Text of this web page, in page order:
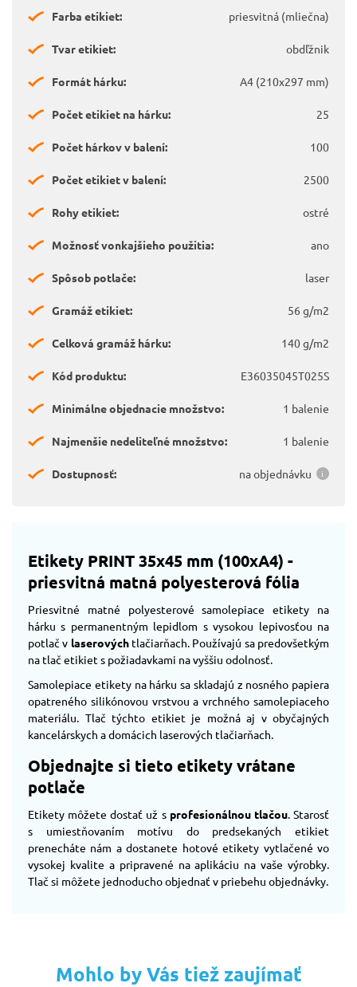
Farba etikiet: priesvitná (mliečna)
Tvar etikiet: obdľžnik
Formát hárku: A4 (210x297 mm)
Počet etikiet na hárku: 25
Počet hárkov v balení: 100
Počet etikiet v balení: 2500
Rohy etikiet: ostré
Možnosť vonkajšieho použitia: ano
Spôsob potlače: laser
Gramáž etikiet: 56 g/m2
Celková gramáž hárku: 140 g/m2
Kód produktu: E36035045T025S
Minimálne objednacie množstvo: 1 balenie
Najmenšie nedeliteľné množstvo: 1 balenie
Dostupnosť: na objednávku
Etikety PRINT 35x45 mm (100xA4) -
priesvitná matná polyesterová fólia
Priesvitné matné polyesterové samolepiace etikety na
hárku s permanentným lepidlom s vysokou lepivosťou na
potlač v laserovýchtlačiarňach. Používajú sa predovšetkým
na tlač etikiet s požiadavkami na vyššiu odolnosť.
Samolepiace etikety na hárku sa skladajú z nosného papiera
opatreného silikónovou vrstvou a vrchného samolepiaceho
materiálu. Tlač týchto etikiet je možná aj v obyčajných
kancelárskych a domácich laserových tlačiarňach.
Objednajte si tieto etikety vrátane
potlače
Etikety môžete dostať už s profesionálnou tlačou. Starosť
s umiestňovaním motívu do predsekaných etikiet
prenecháte nám a dostanete hotové etikety vytlačené vo
vysokej kvalite a pripravené na aplikáciu na vaše výrobky.
Tlač si môžete jednoducho objednať v priebehu objednávky.
Mohlo by Vás tiež zaujímať